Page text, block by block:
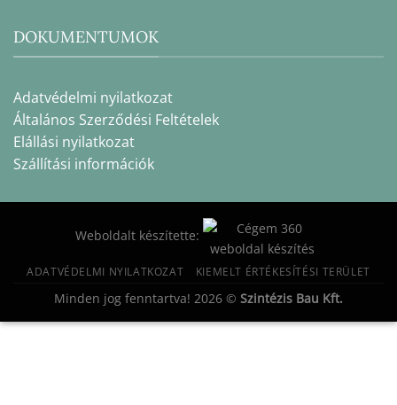
DOKUMENTUMOK
Adatvédelmi nyilatkozat
Általános Szerződési Feltételek
Elállási nyilatkozat
Szállítási információk
Weboldalt készítette:
ADATVÉDELMI NYILATKOZAT KIEMELT ÉRTÉKESÍTÉSI TERÜLET
Minden jog fenntartva! 2026 © Szintézis Bau Kft.